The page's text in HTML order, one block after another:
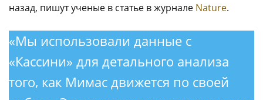
назад, пишут ученые в статье в журнале Nature.
«Мы использовали данные с
«Кассини» для детального анализа
того, как Мимас движется по своей